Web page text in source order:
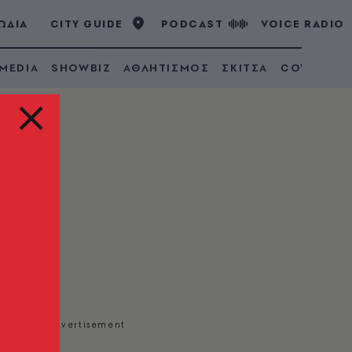
CITY GUIDE PODCAST VOICE RADIO
SHOWBIZ ΑΘΛΗΤΙΣΜΟΣ ΣΚΙΤΣΑ COVID 19